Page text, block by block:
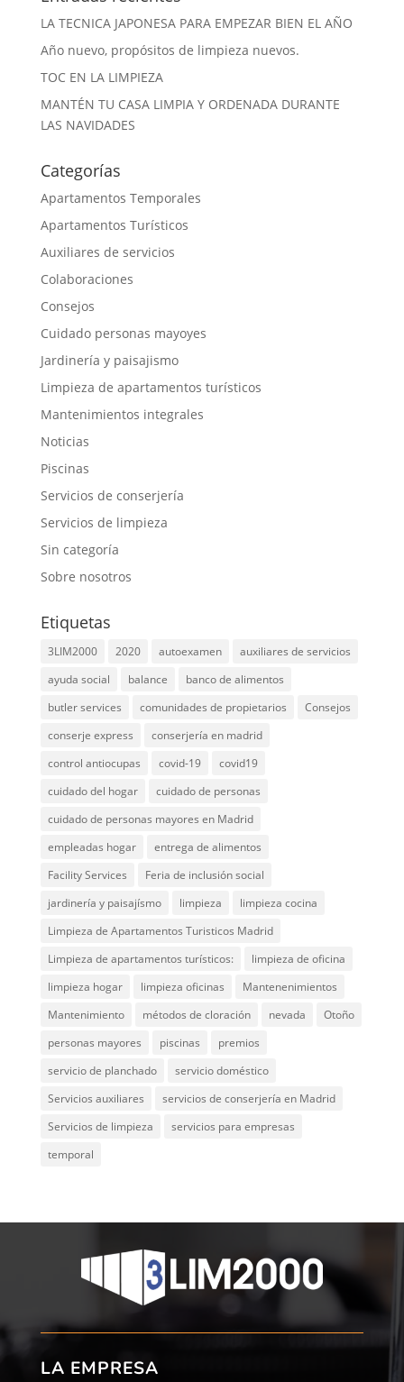
LA TECNICA JAPONESA PARA EMPEZAR BIEN EL AÑO
Año nuevo, propósitos de limpieza nuevos.
TOC EN LA LIMPIEZA
MANTÉN TU CASA LIMPIA Y ORDENADA DURANTE
LAS NAVIDADES
Categorías
Apartamentos Temporales
Apartamentos Turísticos
Auxiliares de servicios
Colaboraciones
Consejos
Cuidado personas mayoyes
Jardinería y paisajismo
Limpieza de apartamentos turísticos
Mantenimientos integrales
Noticias
Piscinas
Servicios de conserjería
Servicios de limpieza
Sin categoría
Sobre nosotros
Etiquetas
3LIM2000 2020 autoexamen
auxiliares de servicios
ayuda social
balance
banco de alimentos
butler services
comunidades de propietarios
Consejos
conserje express
conserjería en madrid
control antiocupas
covid-19
covid19
cuidado del hogar
cuidado de personas
cuidado de personas mayores en Madrid
empleadas hogar
entrega de alimentos
Facility Services
Feria de inclusión social
jardinería y paisajísmo
limpieza
limpieza cocina
Limpieza de Apartamentos Turisticos Madrid
Limpieza de apartamentos turísticos:
limpieza de oficina
limpieza hogar
limpieza oficinas
Mantenenimientos
Mantenimiento
métodos de cloración nevada
Otoño
personas mayores
piscinas
premios
servicio de planchado
servicio doméstico
Servicios auxiliares
servicios de conserjería en Madrid
Servicios de limpieza
servicios para empresas
temporal
LA EMPRESA